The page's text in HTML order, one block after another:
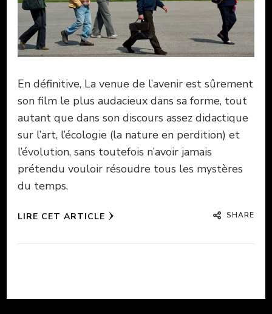
En définitive, La venue de l’avenir est sûrement
son film le plus audacieux dans sa forme, tout
autant que dans son discours assez didactique
sur l’art, l’écologie (la nature en perdition) et
l’évolution, sans toutefois n’avoir jamais
prétendu vouloir résoudre tous les mystères
du temps.
LIRE CET ARTICLE SHARE